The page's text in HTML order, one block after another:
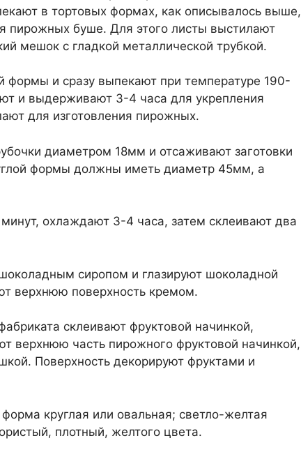
в тортовых формах, как описывалось выше,
пирожных буше. Для этого листы выстилают
мешок с гладкой металлической трубкой.
формы и сразу выпекают при температуре 190-
и выдерживают 3-4 часа для укрепления
для изготовления пирожных.
диаметром 18мм и отсаживают заготовки
формы должны иметь диаметр 45мм, а
охлаждают 3-4 часа, затем склеивают два
сиропом и глазируют шоколадной
верхнюю поверхность кремом.
склеивают фруктовой начинкой,
верхнюю часть пирожного фруктовой начинкой,
Поверхность декорируют фруктами и
круглая или овальная; светло-желтая
плотный, желтого цвета.